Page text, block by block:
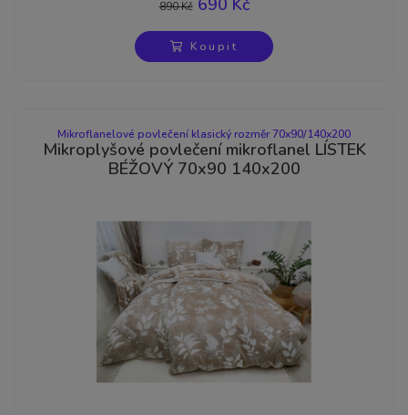
890 Kč690 Kč
Koupit
Mikroflanelové povlečení klasický rozměr 70x90/140x200
Mikroplyšové povlečení mikroflanel LÍSTEK
BÉŽOVÝ 70x90 140x200